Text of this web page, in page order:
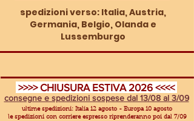
spedizioni verso: Italia, Austria,
Germania, Belgio, Olanda e
Lussemburgo
ultime spedizioni: Italia 12 agosto - Europa 10 agosto
le spedizioni con corriere espresso riprenderanno poi dal 7/09
>>>> CHIUSURA ESTIVA 2026 <<<<
consegne e spedizioni sospese dal 13/08 al 3/09